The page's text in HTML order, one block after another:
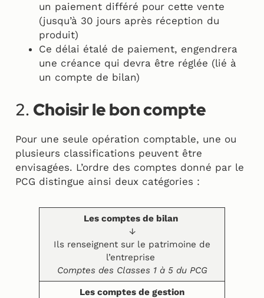
un paiement différé pour cette vente
(jusqu’à 30 jours après réception du
produit)
Ce délai étalé de paiement, engendrera
une créance qui devra être réglée (lié à
un compte de bilan)
2. Choisir le bon compte
Pour une seule opération comptable, une ou
plusieurs classifications peuvent être
envisagées. L’ordre des comptes donné par le
PCG distingue ainsi deux catégories :
Les comptes de bilan
↓
Ils renseignent sur le patrimoine de
l’entreprise
Comptes des Classes 1 à 5 du PCG
Les comptes de gestion